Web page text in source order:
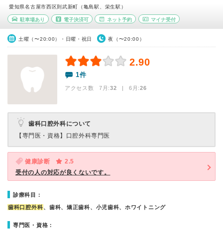
愛知県名古屋市西区則武新町（亀島駅、栄生駅）
駐車場あり 電子決済可 ネット予約 マイナ受付
土曜（〜20:00）・日曜・祝日 夜（〜20:00）
2.90
1件
アクセス数 7月:32 | 6月:26
歯科口腔外科について
【専門医・資格】 口腔外科専門医
健康診断
2.5
受付の人の対応が良くないです。
診療科目：
歯科口腔外科、歯科、矯正歯科、小児歯科、ホワイトニング
専門医・資格：